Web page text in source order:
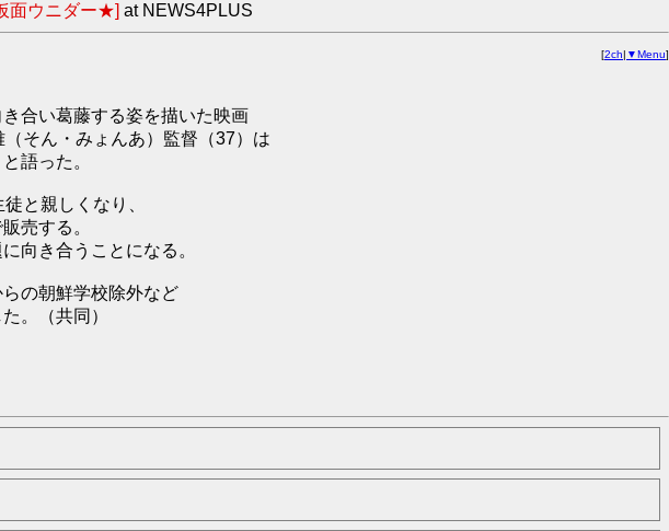
面ウニダー★] at NEWS4PLUS
[2ch| ▼Menu]
合い葛藤する姿を描いた映画
そん・みょんあ）監督（37）は
語った。
と親しくなり、
売する。
向き合うことになる。
の朝鮮学校除外など
。（共同）